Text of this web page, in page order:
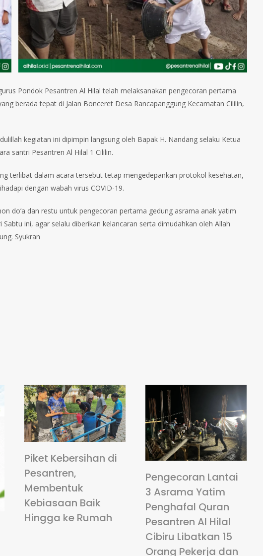
Pondok Pesantren Al Hilal telah melaksanakan pengecoran pertama
berada tepat di Jalan Bonceret Desa Rancapanggung Kecamatan Cililin,
kegiatan ini dipimpin langsung oleh Bapak H. Nandang selaku Ketua
santri Pesantren Al Hilal 1 Cililin.
terlibat dalam acara tersebut tetap mengedepankan protokol kesehatan,
dengan wabah virus COVID-19.
do’a dan restu untuk pengecoran pertama gedung asrama anak yatim
ini, agar selalu diberikan kelancaran serta dimudahkan oleh Allah
⁣⁣Syukran⁣
Piket Kebersihan di
Pesantren,
Membentuk
Kebiasaan Baik
Hingga ke Rumah
Pengecoran Lantai
3 Asrama Yatim
Penghafal Quran
Pesantren Al Hilal
Cibiru Libatkan 15
Orang Pekerja dan